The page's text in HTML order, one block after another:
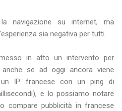
navigazione su internet, ma
sia negativa per tutti.
in atto un intervento per
se ad oggi ancora viene
IP francese con un ping di
e lo possiamo notare
compare pubblicità in francese